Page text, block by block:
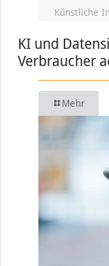
Künstliche
KI und
Verbraucher
Mehr